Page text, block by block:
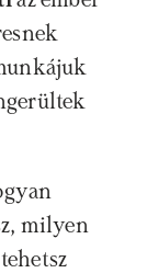
milyen